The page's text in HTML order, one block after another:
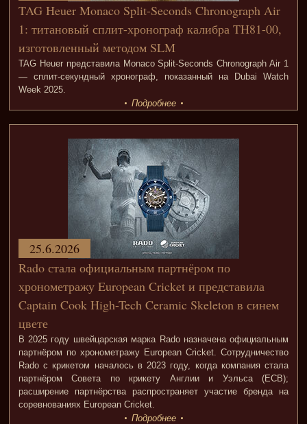
TAG Heuer Monaco Split-Seconds Chronograph Air
1: титановый сплит-хронограф калибра TH81-00,
изготовленный методом SLM
TAG Heuer представила Monaco Split-Seconds Chronograph Air 1
— сплит-секундный хронограф, показанный на Dubai Watch
Week 2025.
Подробнее
Rado стала официальным партнёром по
хронометражу European Cricket и представила
Captain Cook High-Tech Ceramic Skeleton в синем
цвете
В 2025 году швейцарская марка Rado назначена официальным
партнёром по хронометражу European Cricket. Сотрудничество
Rado с крикетом началось в 2023 году, когда компания стала
партнёром Совета по крикету Англии и Уэльса (ECB);
расширение партнёрства распространяет участие бренда на
соревнованиях European Cricket.
25.6.2026
Подробнее